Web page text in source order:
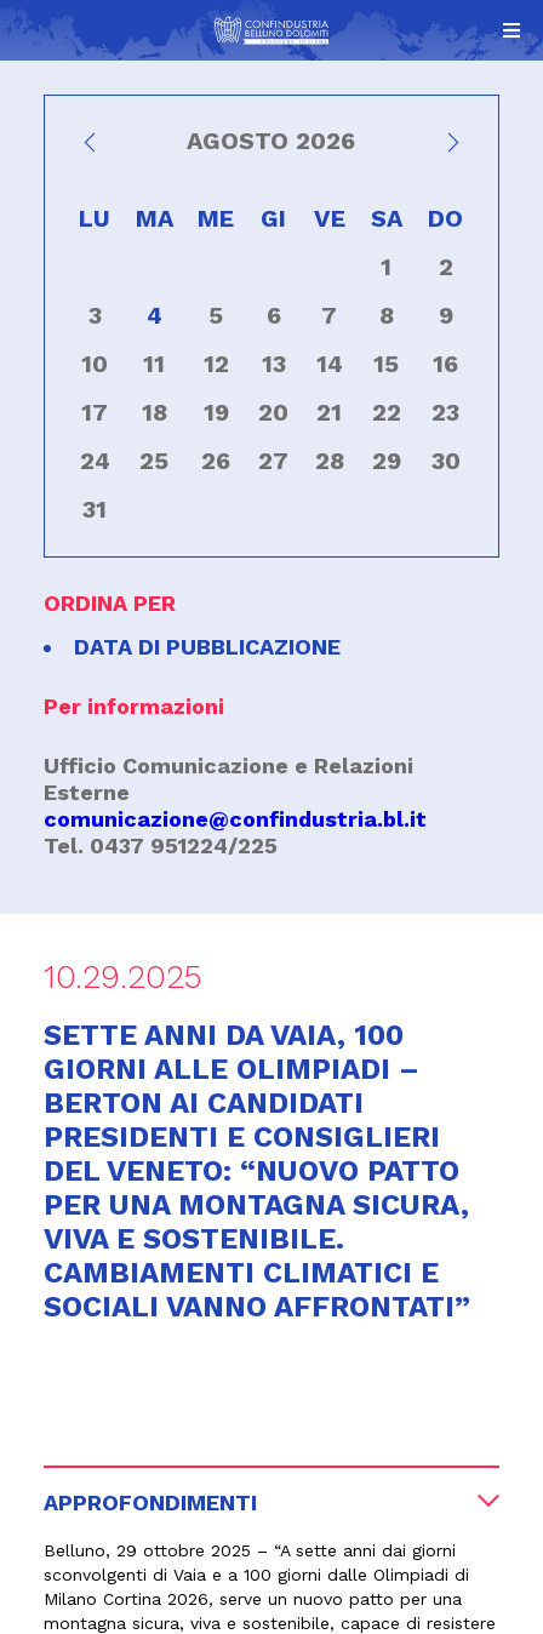
AGOSTO 2026
LU MA ME GI VE SA
DO
1
2
3
4 5 6 7 8
9
10
11 12 13 14 15
16
17
18 19 20 21 22
23
24
25 26 27 28 29
30
31
ORDINA PER
DATA DI PUBBLICAZIONE
Per informazioni
Ufficio Comunicazione e Relazioni
Esterne
comunicazione@confindustria.bl.it
Tel. 0437 951224/225
10.29.2025
SETTE ANNI DA VAIA, 100
GIORNI ALLE OLIMPIADI –
BERTON AI CANDIDATI
PRESIDENTI E CONSIGLIERI
DEL VENETO: “NUOVO PATTO
PER UNA MONTAGNA SICURA,
VIVA E SOSTENIBILE.
CAMBIAMENTI CLIMATICI E
SOCIALI VANNO AFFRONTATI”
APPROFONDIMENTI
Belluno, 29 ottobre 2025 – “A sette anni dai giorni
sconvolgenti di Vaia e a 100 giorni dalle Olimpiadi di
Milano Cortina 2026, serve un nuovo patto per una
montagna sicura, viva e sostenibile, capace di resistere